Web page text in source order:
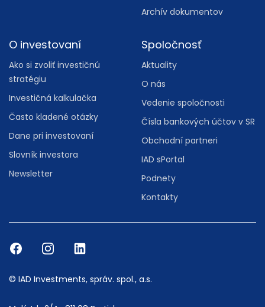
Archív dokumentov
O investovaní
Ako si zvoliť investičnú
stratégiu
Investičná kalkulačka
Často kladené otázky
Dane pri investovaní
Slovník investora
Newsletter
Spoločnosť
Aktuality
O nás
Vedenie spoločnosti
Čísla bankových účtov v SR
Obchodní partneri
IAD sPortal
Podnety
Kontakty
© IAD Investments, správ. spol., a.s.